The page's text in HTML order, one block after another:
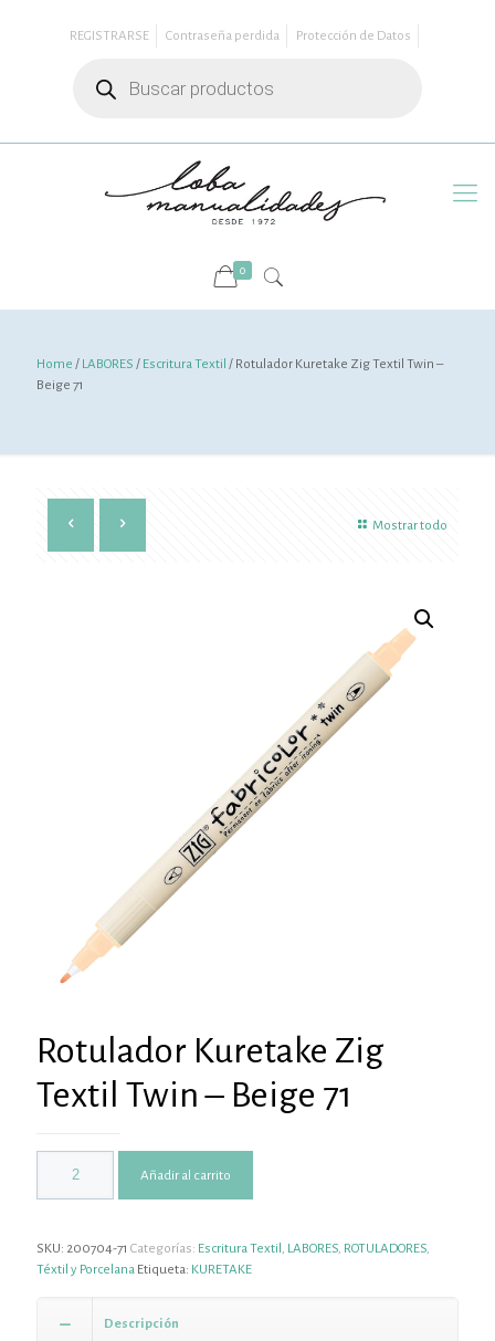
REGISTRARSE Contraseña perdida
Protección de Datos
productos
0
Home / LABORES / Escritura Textil / Rotulador Kuretake Zig Textil Twin –
Beige 71
Mostrar todo
Rotulador Kuretake Zig
Textil Twin – Beige 71
Añadir al carrito
SKU: 200704-71 Categorías: Escritura Textil , LABORES, ROTULADORES,
Téxtil y Porcelana Etiqueta: KURETAKE
Descripción